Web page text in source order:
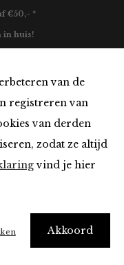
van de
registreren van
van derden
zodat ze altijd
vind je hier
Akkoord
€50,- *
in huis!
Indigo